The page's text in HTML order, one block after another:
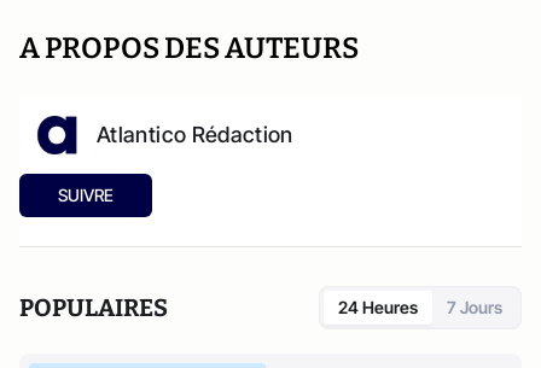
A PROPOS DES AUTEURS
Atlantico Rédaction
SUIVRE
POPULAIRES 24 Heures 7 Jours